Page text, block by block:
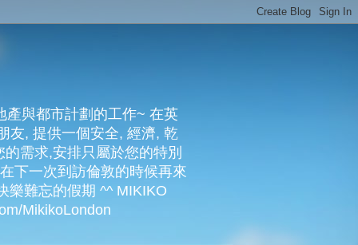
產與都市計劃的工作~ 在英
友, 提供一個安全, 經濟, 乾
需求,安排只屬於您的特別
下一次到訪倫敦的時候再來
樂難忘的假期 ^^ MIKIKO
MikikoLondon